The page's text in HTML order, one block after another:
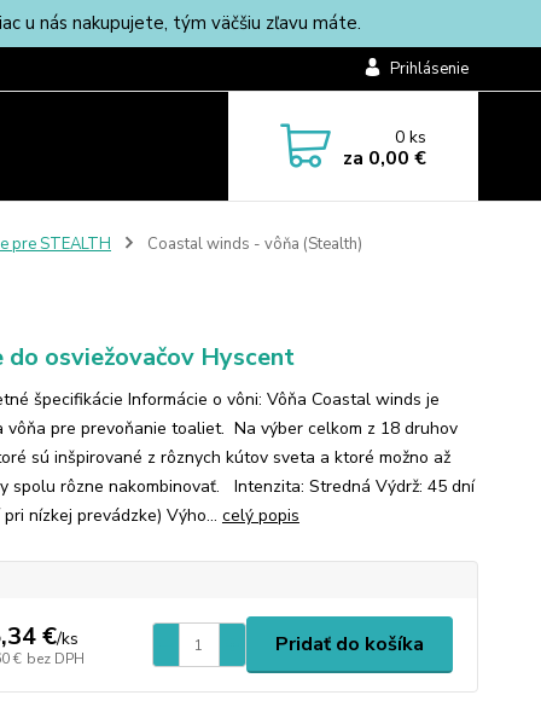
u nás nakupujete, tým väčšiu zľavu máte.
Prihlásenie
0ks
za 0,00 €
pre STEALTH Coastal winds - vôňa (Stealth)
do osviežovačov Hyscent
špecifikácie Informácie o vôni: Vôňa Coastal winds je
vôňa pre prevoňanie toaliet. Na výber celkom z 18 druhov
sú inšpirované z rôznych kútov sveta a ktoré možno až
spolu rôzne nakombinovať. Intenzita: Stredná Výdrž: 45 dní
nízkej prevádzke) Výho... celý popis
€/ks
€ bez DPH
Pridať do košíka